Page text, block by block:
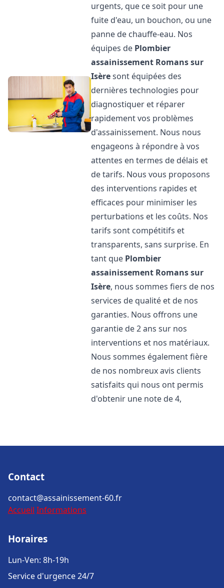
urgents, que ce soit pour une
fuite d'eau, un bouchon, ou une
panne de chauffe-eau. Nos
équipes de Plombier
assainissement Romans sur
Isèresont équipées des
dernières technologies pour
diagnostiquer et réparer
rapidement vos problèmes
d'assainissement. Nous nous
engageons à répondre à vos
attentes en termes de délais et
de tarifs. Nous vous proposons
des interventions rapides et
efficaces pour minimiser les
perturbations et les coûts. Nos
tarifs sont compétitifs et
transparents, sans surprise. En
tant que Plombier
assainissement Romans sur
Isère, nous sommes fiers de nos
services de qualité et de nos
garanties. Nous offrons une
garantie de 2 ans sur nos
interventions et nos matériaux.
Nous sommes également fière
de nos nombreux avis clients
satisfaits qui nous ont permis
d'obtenir une note de 4,
Contact
contact@assainissement-60.fr
Accueil Informations
Horaires
Lun-Ven: 8h-19h
Service d'urgence 24/7